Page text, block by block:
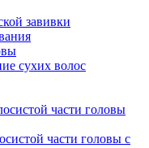
завивки
сухих волос
части головы
части головы с